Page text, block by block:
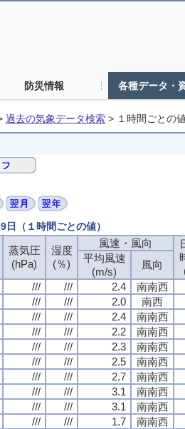
防災情報 各種データ・
過去の気象データ検索 > １時間ごとの
（１時間ごとの値）
蒸気圧
(hPa)
湿度
(％)
風速・風向
平均風速
(m/s)
風向
/// /// 2.4
南南西
/// /// 2.0
南西
/// /// 2.4
南南西
/// /// 2.2
南南西
/// /// 2.3
南南西
/// /// 2.5
南南西
/// /// 2.7
南南西
/// /// 3.1
南南西
/// /// 3.1
南南西
/// /// 1.7
南南西